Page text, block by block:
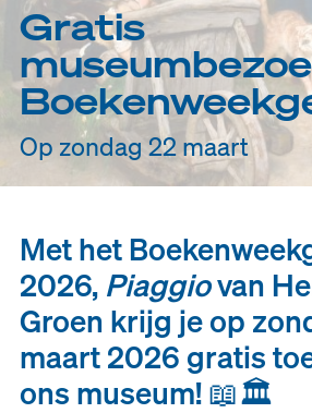
Gratis
Op zondag 22 maart
Met het
2026, Piaggiovan
Groen krijg je op
maart 2026 gratis
ons museum! 📖🏛️